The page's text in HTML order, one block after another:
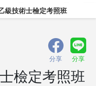
級技術士檢定考照班
分享 分享
檢定考照班